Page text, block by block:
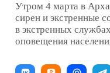
Утром 4 марта в
сирен и экстренные
в экстренных
оповещения